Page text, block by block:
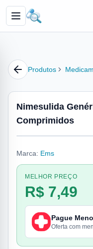
Produtos
Nimesulida
Comprimidos
Marca: Ems
MELHOR PREÇO
R$ 7,49
Pague
Oferta com